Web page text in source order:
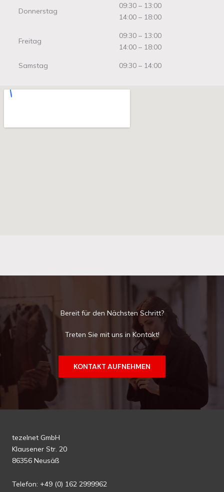
Donnerstag
09:30 – 13:00
14:00 – 18:00
Freitag
09:30 – 13:00
14:00 – 18:00
Samstag 09:30 – 14:00
Bereit für den Nächsten Schritt?
Treten Sie mit uns in Kontakt!
KONTAKT AUFNEHMEN
tezelnet GmbH
Klausener Str. 20
86356 Neusäß
Telefon: +49 (0) 162 2999962